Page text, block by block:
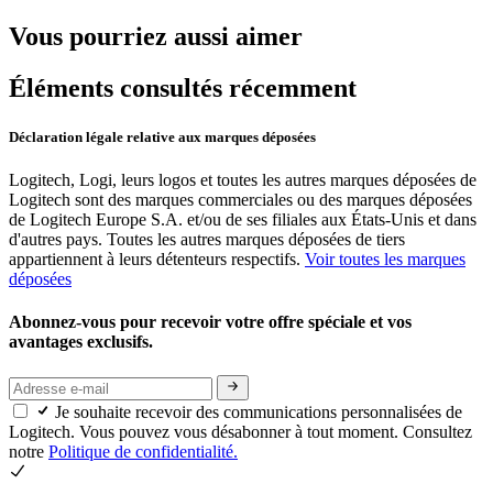
Vous pourriez aussi aimer
Éléments consultés récemment
Déclaration légale relative aux marques déposées
Logitech, Logi, leurs logos et toutes les autres marques déposées de
Logitech sont des marques commerciales ou des marques déposées
de Logitech Europe S.A. et/ou de ses filiales aux États-Unis et dans
d'autres pays. Toutes les autres marques déposées de tiers
appartiennent à leurs détenteurs respectifs. Voir toutes les marques
déposées
Abonnez-vous pour recevoir votre offre spéciale et vos
avantages exclusifs.
Je souhaite recevoir des communications personnalisées de
Logitech. Vous pouvez vous désabonner à tout moment. Consultez
notre Politique de confidentialité.